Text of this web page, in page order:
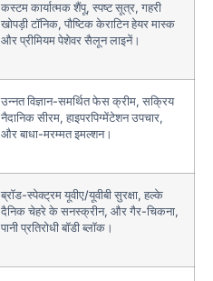
कस्टम कार्यात्मक शैंपू, स्पष्ट सूत्र, गहरी
खोपड़ी टॉनिक, पौष्टिक केराटिन हेयर मास्क
और प्रीमियम पेशेवर सैलून लाइनें।
उन्नत विज्ञान-समर्थित फेस क्रीम, सक्रिय
नैदानिक सीरम, हाइपरपिग्मेंटेशन उपचार,
और बाधा-मरम्मत इमल्शन।
ब्रॉड-स्पेक्ट्रम यूवीए/यूवीबी सुरक्षा, हल्के
दैनिक चेहरे के सनस्क्रीन, और गैर-चिकना,
पानी प्रतिरोधी बॉडी ब्लॉक।